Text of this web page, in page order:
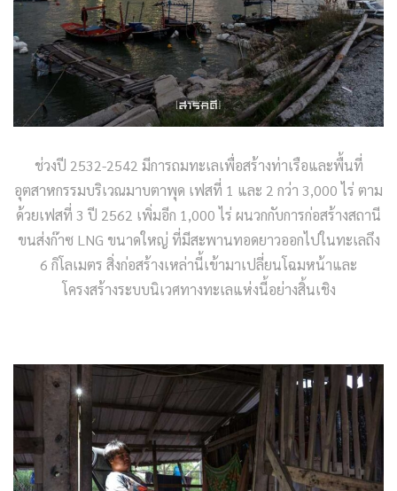
ช่วงปี 2532-2542 มีการถมทะเลเพื่อสร้างท่าเรือและพื้นที่
อุตสาหกรรมบริเวณมาบตาพุด เฟสที่ 1 และ 2 กว่า 3,000 ไร่ ตาม
ด้วยเฟสที่ 3 ปี 2562 เพิ่มอีก 1,000 ไร่ ผนวกกับการก่อสร้างสถานี
ขนส่งก๊าซ LNG ขนาดใหญ่ ที่มีสะพานทอดยาวออกไปในทะเลถึง
6 กิโลเมตร สิ่งก่อสร้างเหล่านี้เข้ามาเปลี่ยนโฉมหน้าและ
โครงสร้างระบบนิเวศทางทะเลแห่งนี้อย่างสิ้นเชิง